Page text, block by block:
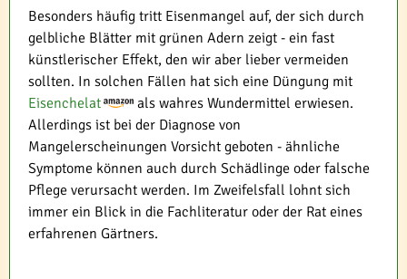
Besonders häufig tritt Eisenmangel auf, der sich durch
gelbliche Blätter mit grünen Adern zeigt - ein fast
künstlerischer Effekt, den wir aber lieber vermeiden
sollten. In solchen Fällen hat sich eine Düngung mit
Eisenchelat
als wahres Wundermittel erwiesen.
Allerdings ist bei der Diagnose von
Mangelerscheinungen Vorsicht geboten - ähnliche
Symptome können auch durch Schädlinge oder falsche
Pflege verursacht werden. Im Zweifelsfall lohnt sich
immer ein Blick in die Fachliteratur oder der Rat eines
erfahrenen Gärtners.